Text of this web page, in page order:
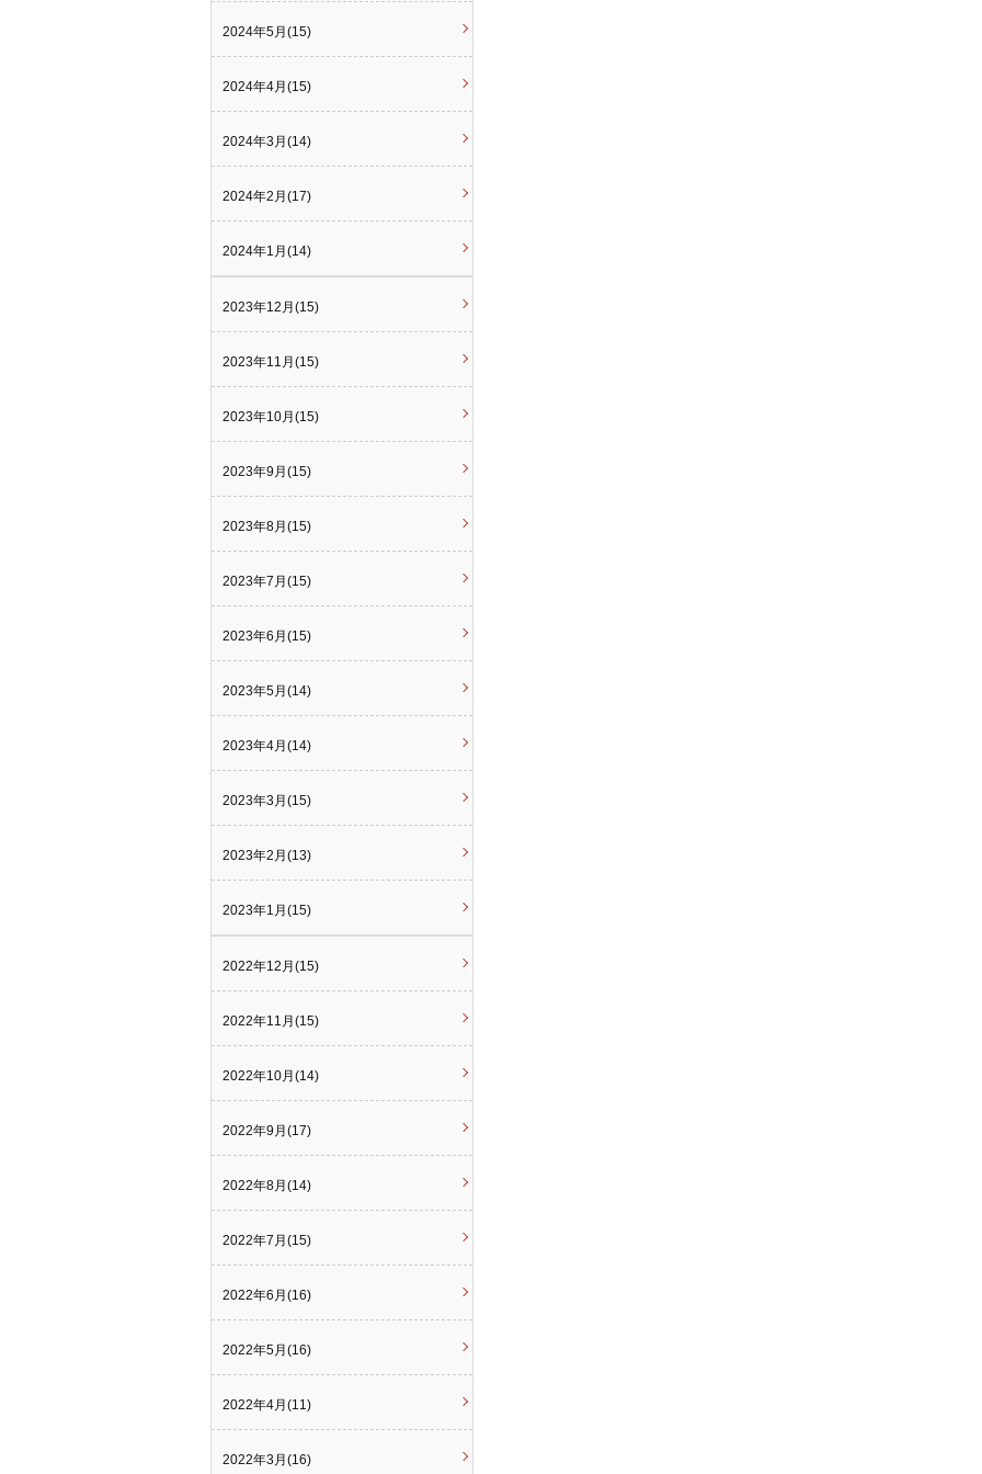
2024年5月(15)
2024年4月(15)
2024年3月(14)
2024年2月(17)
2024年1月(14)
2023年12月(15)
2023年11月(15)
2023年10月(15)
2023年9月(15)
2023年8月(15)
2023年7月(15)
2023年6月(15)
2023年5月(14)
2023年4月(14)
2023年3月(15)
2023年2月(13)
2023年1月(15)
2022年12月(15)
2022年11月(15)
2022年10月(14)
2022年9月(17)
2022年8月(14)
2022年7月(15)
2022年6月(16)
2022年5月(16)
2022年4月(11)
2022年3月(16)